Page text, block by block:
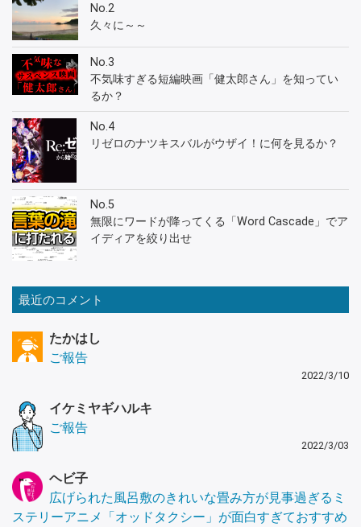
No.2
久々に～～
No.3
不気味すぎる短編映画「健太郎さん」を知ってい
るか？
No.4
リゼロのナツキスバルがウザイ！に何を見るか？
No.5
無限にワードが降ってくる「Word Cascade」でア
イディアを絞り出せ
最近のコメント
たかはし
ご報告
2022/3/10
イケミヤギハルキ
ご報告
2022/3/03
ヘビ子
広げられた風呂敷のきれいな畳み方が見事過ぎるミ
ステリーアニメ「オッドタクシー」が面白すぎておすすめ